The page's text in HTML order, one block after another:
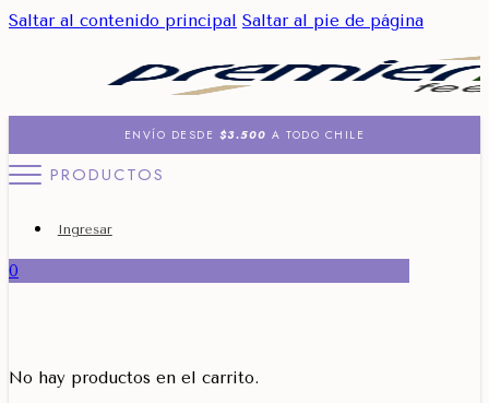
Saltar al contenido principal Saltar al pie de página
ENVÍO DESDE $3.500 A TODO CHILE
PRODUCTOS
Ingresar
0
No hay productos en el carrito.